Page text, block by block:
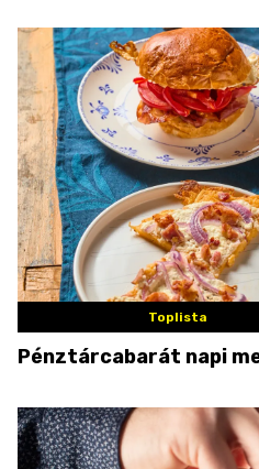
Toplista
Pénztárcabarát napi